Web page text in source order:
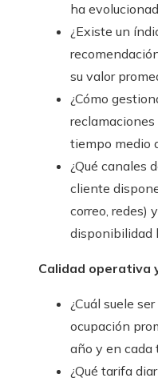
ha
¿Existe un
su valor
¿Cómo
reclamaciones
tiempo medio
¿Qué canales
cliente
correo, redes)
disponibilidad
Calidad operativa
¿Cuál suele
ocupación
año y en cada
¿Qué tarifa